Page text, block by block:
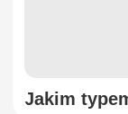
Jakim